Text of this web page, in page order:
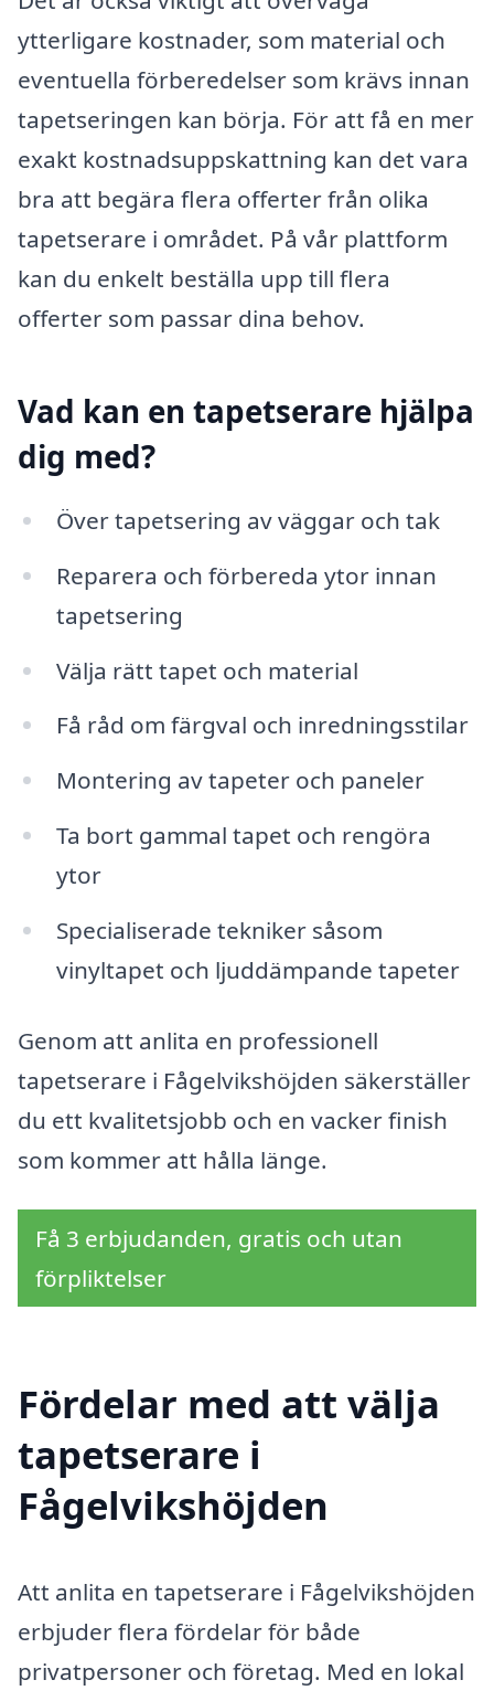
ytterligare kostnader, som material och
eventuella förberedelser som krävs innan
tapetseringen kan börja. För att få en mer
exakt kostnadsuppskattning kan det vara
bra att begära flera offerter från olika
tapetserare i området. På vår plattform
kan du enkelt beställa upp till flera
offerter som passar dina behov.
Vad kan en tapetserare hjälpa
dig med?
Över tapetsering av väggar och tak
Reparera och förbereda ytor innan
tapetsering
Välja rätt tapet och material
Få råd om färgval och inredningsstilar
Montering av tapeter och paneler
Ta bort gammal tapet och rengöra
ytor
Specialiserade tekniker såsom
vinyltapet och ljuddämpande tapeter
Genom att anlita en professionell
tapetserare i Fågelvikshöjden säkerställer
du ett kvalitetsjobb och en vacker finish
som kommer att hålla länge.
Få 3 erbjudanden, gratis och utan
förpliktelser
Fördelar med att välja
tapetserare i
Fågelvikshöjden
Att anlita en tapetserare i Fågelvikshöjden
erbjuder flera fördelar för både
privatpersoner och företag. Med en lokal